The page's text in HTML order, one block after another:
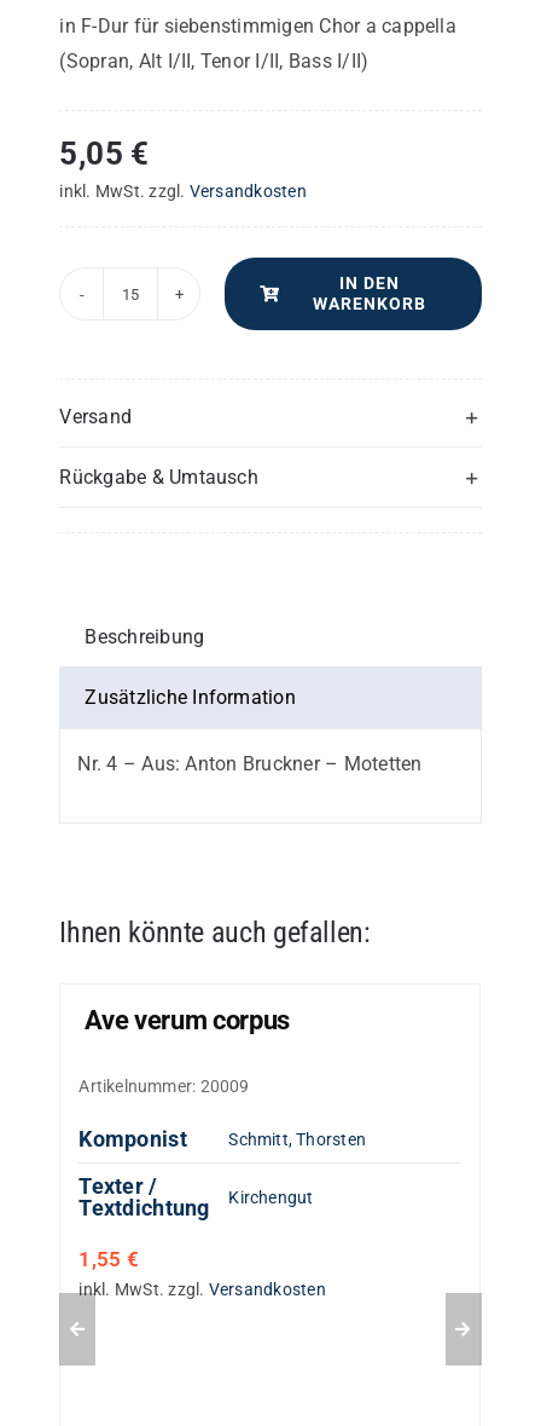
in F-Dur für siebenstimmigen Chor a cappella
(Sopran, Alt I/II, Tenor I/II, Bass I/II)
5,05 €
inkl. MwSt. zzgl. Versandkosten
Chorpartitur
IN DEN
WARENKORB
Versand
Rückgabe & Umtausch
Beschreibung
Zusätzliche Information
Nr. 4 – Aus: Anton Bruckner – Motetten
Ihnen könnte auch gefallen:
Ave verum corpus
Artikelnummer: 20009
Komponist Schmitt, Thorsten
Texter /
Textdichtung
Kirchengut
1,55 €
inkl. MwSt. zzgl. Versandkosten